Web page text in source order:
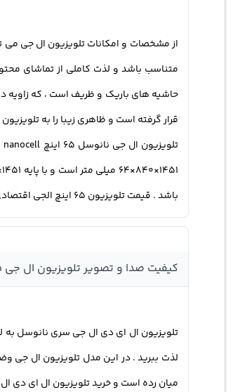
قرار گرفته است و ظاهری زیبا را به
باشد . قیمت تلویزیون ۶۵ اینچ الجی اقتصادی است و خرید تلویزیون ال جی 65 اینچ 4k lg .
کیفیت صدا و تصویر تلویزیون ال جی ۶۵ اینچ هوشمند
میان رده است و خرید تلویزیون ال ای دی ال جی ۶۵ اینچ یکی از گزینه های